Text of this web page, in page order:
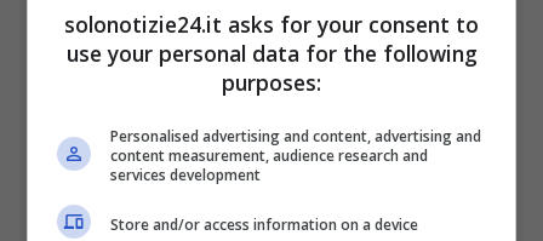
conto corrente bancario attraverso l’app
BancoPosta (servizio Open), oppure con
assegno, contanti allo sportello dell’ufficio, o
con un Girofondo da un Libretto Ordinario e,
per chi l’avesse, dal proprio conto corrente
postale. Questo consentirà pure diusufruire
solonotizie24.it asks for your consent to
use your personal data for the following
purposes:
Personalised advertising and content, advertising and
content measurement, audience research and
services development
Store and/or access information on a device